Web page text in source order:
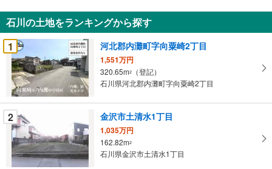
知
を
受
け
取
る
・
条
件
を
マ
イ
石川の土地をランキングから探す
1
河北郡内灘町字向粟崎2丁目
1,551万円
320.65m2
（登記）
石川県河北郡内灘町字向粟崎2丁目
2 金沢市土清水1丁目
1,035万円
162.82m2
石川県金沢市土清水1丁目